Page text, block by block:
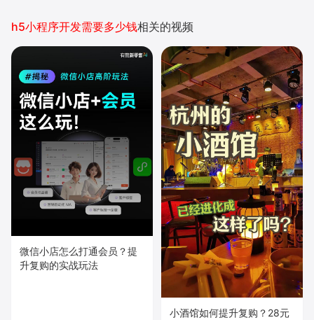
h5小程序开发需要多少钱相关的视频
微信小店怎么打通会员？提
升复购的实战玩法
小酒馆如何提升复购？28元